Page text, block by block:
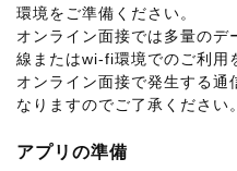
環境をご準備ください。
オンライン面接では多量の
線またはwi-fi環境でのご利用
オンライン面接で発生する通
なりますのでご了承ください。
アプリの準備